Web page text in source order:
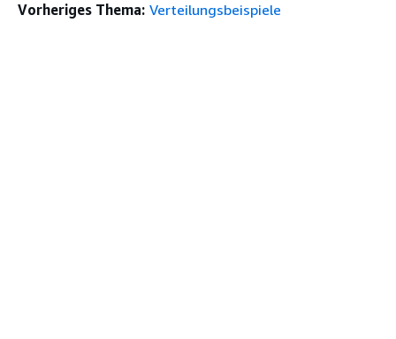
Vorheriges Thema: Verteilungsbeispiele